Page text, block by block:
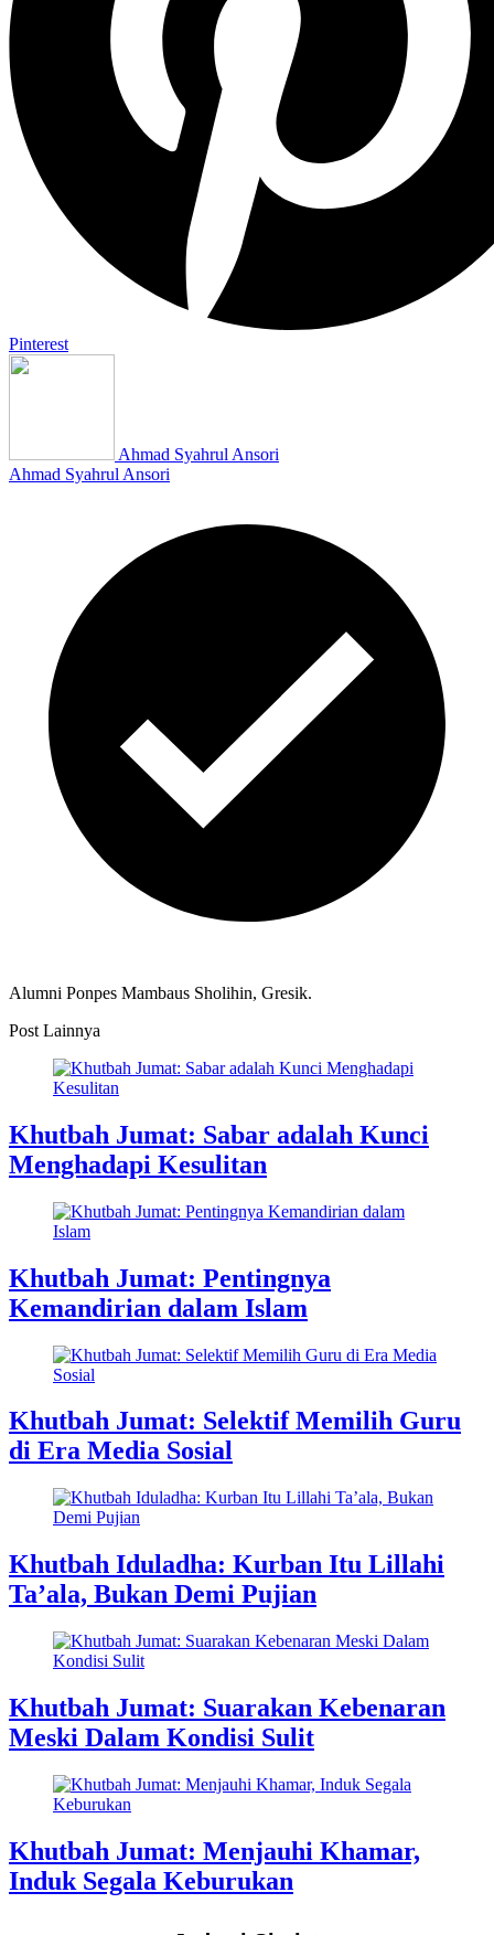
Pinterest
Ahmad Syahrul Ansori
Ahmad Syahrul Ansori
Alumni Ponpes Mambaus Sholihin, Gresik.
Post Lainnya
Khutbah Jumat: Sabar adalah Kunci
Menghadapi Kesulitan
Khutbah Jumat: Pentingnya
Kemandirian dalam Islam
Khutbah Jumat: Selektif Memilih Guru
di Era Media Sosial
Khutbah Iduladha: Kurban Itu Lillahi
Ta’ala, Bukan Demi Pujian
Khutbah Jumat: Suarakan Kebenaran
Meski Dalam Kondisi Sulit
Khutbah Jumat: Menjauhi Khamar,
Induk Segala Keburukan